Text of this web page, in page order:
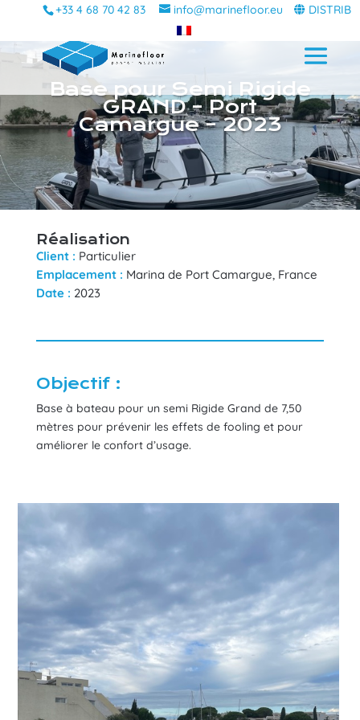
+33 4 68 70 42 83 info@marinefloor.eu DISTRIB
Base pour Semi Rigide
GRAND – Port
Camargue – 2023
Réalisation
Client : Particulier
Emplacement : Marina de Port Camargue, France
Date : 2023
Objectif :
Base à bateau pour un semi Rigide Grand de 7,50
mètres pour prévenir les effets de fooling et pour
améliorer le confort d’usage.